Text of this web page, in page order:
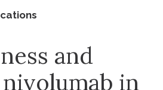
and
in